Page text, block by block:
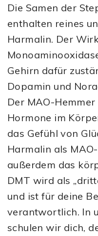
Die Samen der
enthalten reines
Harmalin. Der
Gehirn dafür
Dopamin und
Der MAO-
Hormone im
das Gefühl von
Harmalin als
außerdem das
DMT wird als
und ist für deine
verantwortlich. In
schulen wir dich,